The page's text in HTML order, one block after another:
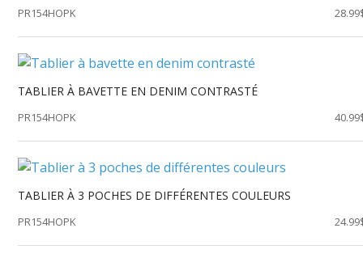
PR154HOPK
TABLIER À BAVETTE EN DENIM CONTRASTÉ
PR154HOPK
TABLIER À 3 POCHES DE DIFFÉRENTES COULEURS
PR154HOPK